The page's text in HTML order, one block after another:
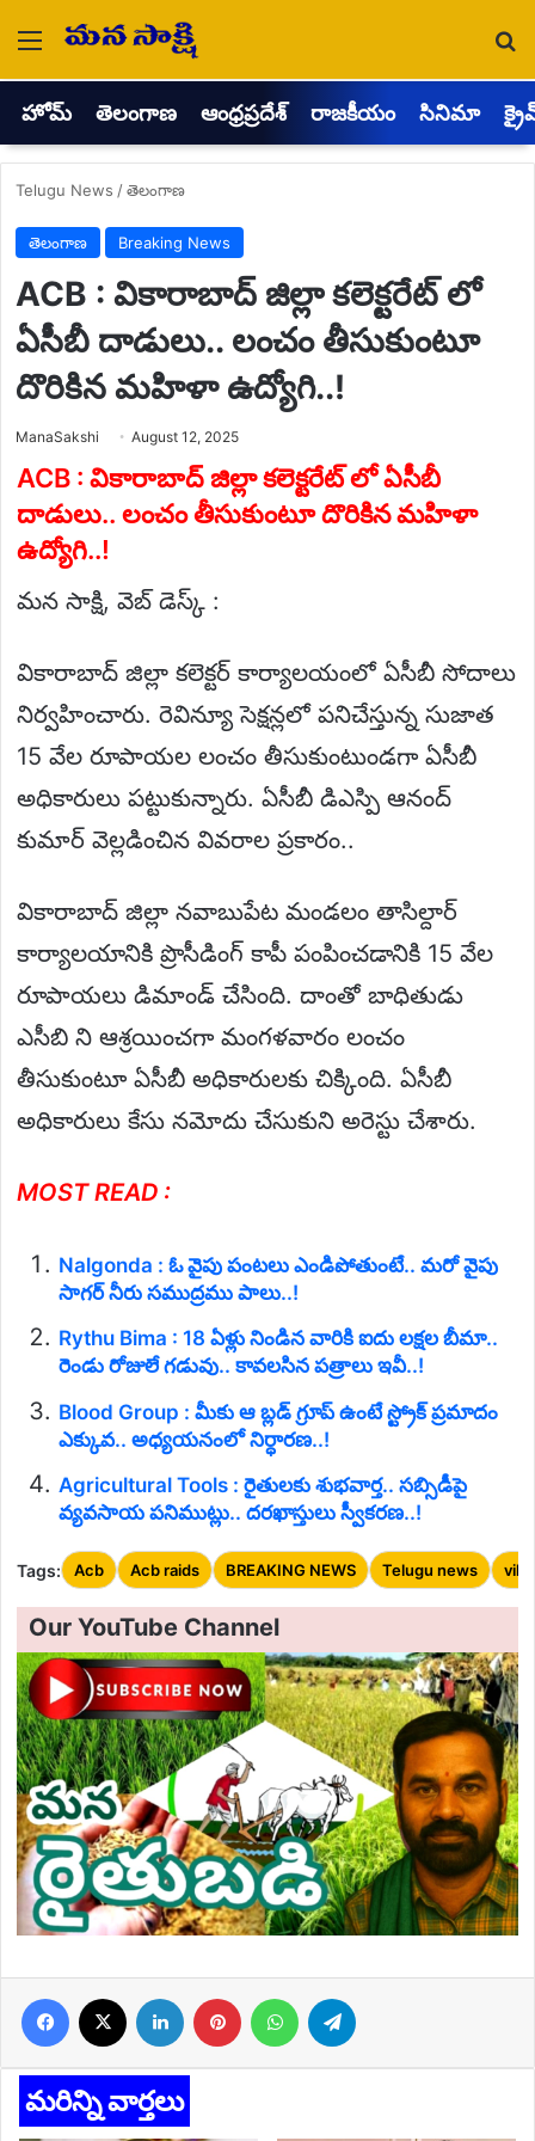
Menu
హోమ్ తెలంగాణ ఆంధ్రప్రదేశ్ రాజకీయం సినిమా
Telugu News /తెలంగాణ
తెలంగాణ Breaking News
ACB : వికారాబాద్ జిల్లా కలెక్టరేట్ లో
ఏసీబీ దాడులు.. లంచం తీసుకుంటూ
దొరికిన మహిళా ఉద్యోగి..!
ManaSakshi Send
email
August 12, 2025
ACB : వికారాబాద్ జిల్లా కలెక్టరేట్ లో ఏసీబీ
దాడులు.. లంచం తీసుకుంటూ దొరికిన మహిళా
ఉద్యోగి..!
మన సాక్షి, వెబ్ డెస్క్ :
వికారాబాద్ జిల్లా కలెక్టర్ కార్యాలయంలో ఏసీబీ సోదాలు
నిర్వహించారు. రెవిన్యూ సెక్షన్లలో పనిచేస్తున్న సుజాత
15 వేల రూపాయల లంచం తీసుకుంటుండగా ఏసీబీ
అధికారులు పట్టుకున్నారు. ఏసీబీ డిఎస్పి ఆనంద్
కుమార్ వెల్లడించిన వివరాల ప్రకారం..
వికారాబాద్ జిల్లా నవాబుపేట మండలం తాసిల్దార్
కార్యాలయానికి ప్రొసీడింగ్ కాపీ పంపించడానికి 15 వేల
రూపాయలు డిమాండ్ చేసింది. దాంతో బాధితుడు
ఎసీబి ని ఆశ్రయించగా మంగళవారం లంచం
తీసుకుంటూ ఏసీబీ అధికారులకు చిక్కింది. ఏసీబీ
అధికారులు కేసు నమోదు చేసుకుని అరెస్టు చేశారు.
MOST READ :
Nalgonda : ఓ వైపు పంటలు ఎండిపోతుంటే.. మరో వైపు
సాగర్ నీరు సముద్రము పాలు..!
Rythu Bima : 18 ఏళ్లు నిండిన వారికి ఐదు లక్షల బీమా..
రెండు రోజులే గడువు.. కావలసిన పత్రాలు ఇవీ..!
Blood Group : మీకు ఆ బ్లడ్ గ్రూప్ ఉంటే స్ట్రోక్ ప్రమాదం
ఎక్కువ.. అధ్యయనంలో నిర్ధారణ..!
Agricultural Tools : రైతులకు శుభవార్త.. సబ్సిడీపై
వ్యవసాయ పనిముట్లు.. దరఖాస్తులు స్వీకరణ..!
Tags: Acb Acb raids BREAKING NEWS Telugu news
Our YouTube Channel
Facebook LinkedIn Pinterest WhatsApp
మరిన్ని వార్తలు